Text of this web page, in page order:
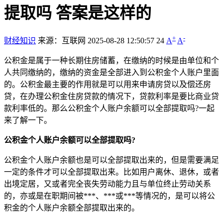
提取吗 答案是这样的
财经知识 来源：互联网 2025-08-28 12:50:57 24 A+ A-
公积金是属于一种长期住房储蓄，在缴纳的时候是由单位和个
人共同缴纳的，缴纳的资金是全部进入到公积金个人账户里面
的。公积金最主要的作用就是可以用来申请房贷以及偿还房
贷，在办理公积金住房贷款的情况下，贷款利率是要比商业贷
款利率低的。那么公积金个人账户余额可以全部提取吗?一起
来了解一下。
公积金个人账户余额可以全部提取吗?
公积金个人账户余额也是可以全部提取出来的，但是需要满足
一定的条件才可以全部提取出来。比如用户离休、退休，或者
出境定居，又或者完全丧失劳动能力且与单位终止劳动关系
的，亦或是在职期间被***、***或***等情况的，是可以将公
积金的个人账户余额全部提取出来的。